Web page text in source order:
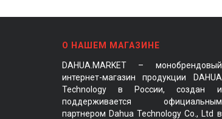
О НАШЕМ МАГАЗИНЕ
DAHUA.MARKET – монобрендовый
интернет-магазин продукции DAHUA
Technology в России, создан и
поддерживается официальным
партнером Dahua Technology Co., Ltd в